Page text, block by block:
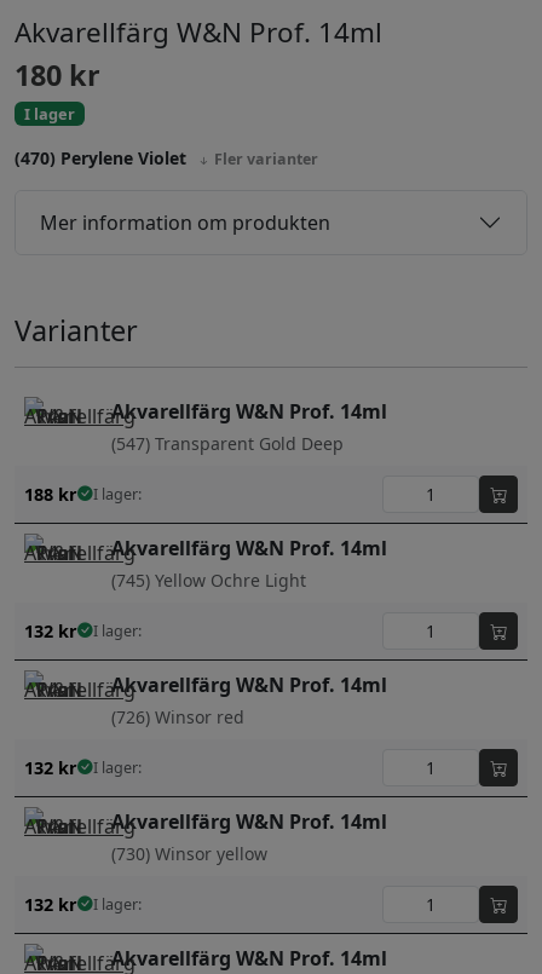
Akvarellfärg W&N Prof. 14ml
180 kr
I lager
(470) Perylene Violet Fler varianter
Mer information om produkten
Varianter
Akvarellfärg W&N Prof. 14ml
(547) Transparent Gold Deep
188 kr I lager:
Akvarellfärg W&N Prof. 14ml
(745) Yellow Ochre Light
132 kr I lager:
Akvarellfärg W&N Prof. 14ml
(726) Winsor red
132 kr I lager:
Akvarellfärg W&N Prof. 14ml
(730) Winsor yellow
132 kr I lager:
Akvarellfärg W&N Prof. 14ml